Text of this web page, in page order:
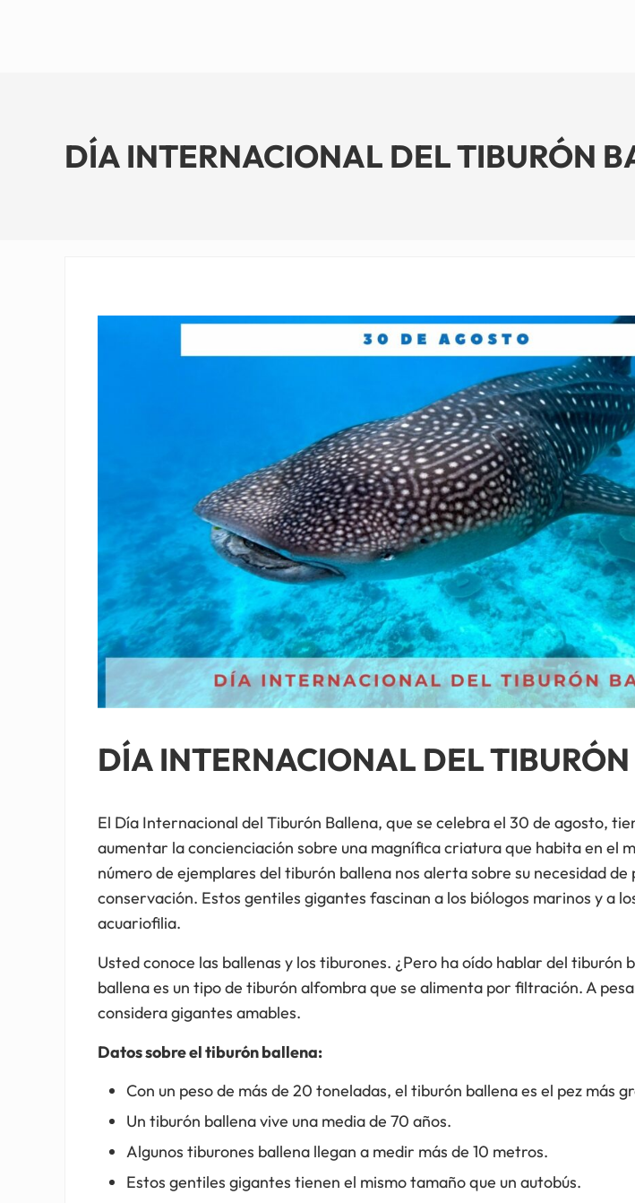
DÍA INTERNACIONAL DEL TIBURÓN
DÍA INTERNACIONAL DEL
El Día Internacional del Tiburón Ballena, que se celebra el 30 de agosto,
aumentar la concienciación sobre una magnífica criatura que habita en el
número de ejemplares del tiburón ballena nos alerta sobre su necesidad
conservación. Estos gentiles gigantes fascinan a los biólogos marinos y a
acuariofilia.
Usted conoce las ballenas y los tiburones. ¿Pero ha oído hablar del tiburón
ballena es un tipo de tiburón alfombra que se alimenta por filtración. A
considera gigantes amables.
Datos sobre el tiburón ballena:
Con un peso de más de 20 toneladas, el tiburón ballena es el pez más
Un tiburón ballena vive una media de 70 años.
Algunos tiburones ballena llegan a medir más de 10 metros.
Estos gentiles gigantes tienen el mismo tamaño que un autobús.